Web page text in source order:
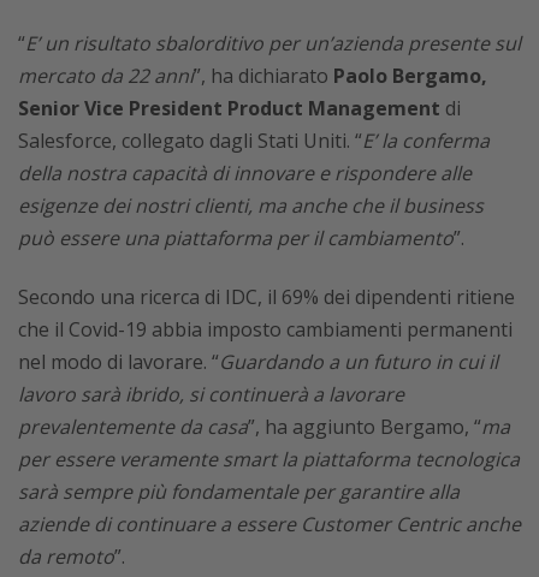
“E’ un risultato sbalorditivo per un’azienda presente sul
mercato da 22 anni”, ha dichiarato Paolo Bergamo,
Senior Vice President Product Management di
Salesforce, collegato dagli Stati Uniti. “E’ la conferma
della nostra capacità di innovare e rispondere alle
esigenze dei nostri clienti, ma anche che il business
può essere una piattaforma per il cambiamento”.
Secondo una ricerca di IDC, il 69% dei dipendenti ritiene
che il Covid-19 abbia imposto cambiamenti permanenti
nel modo di lavorare. “Guardando a un futuro in cui il
lavoro sarà ibrido, si continuerà a lavorare
prevalentemente da casa”, ha aggiunto Bergamo, “ma
per essere veramente smart la piattaforma tecnologica
sarà sempre più fondamentale per garantire alla
aziende di continuare a essere Customer Centric anche
da remoto”.